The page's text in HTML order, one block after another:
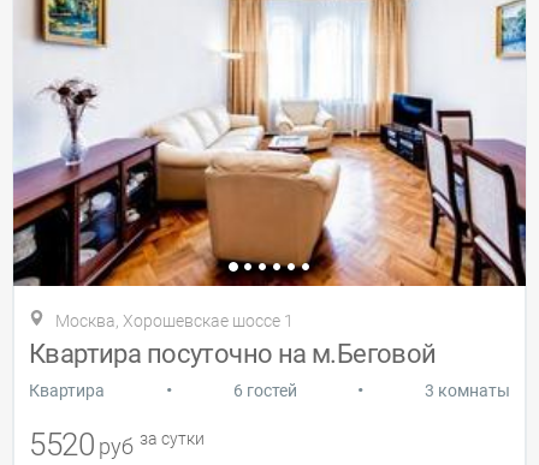
Москва, Хорошевскае шоссе 1
Квартира посуточно на м.Беговой
Квартира • 6 гостей • 3 комнаты
5520 руб за сутки